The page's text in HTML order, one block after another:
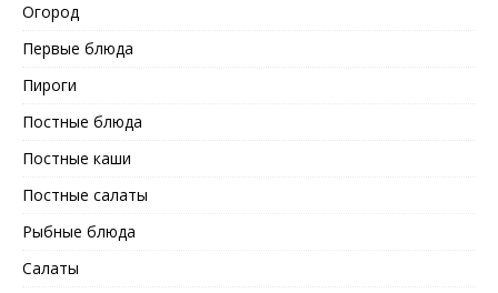
Огород
Первые блюда
Пироги
Постные блюда
Постные каши
Постные салаты
Рыбные блюда
Салаты